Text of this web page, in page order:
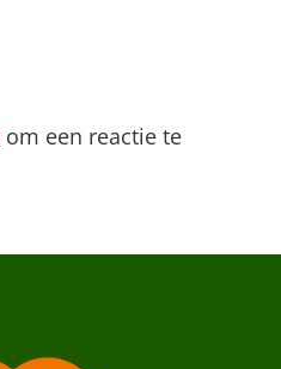
om een reactie te